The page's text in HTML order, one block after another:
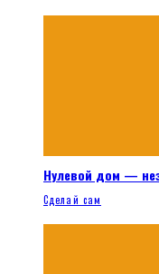
Нулевой дом —
Сделай сам